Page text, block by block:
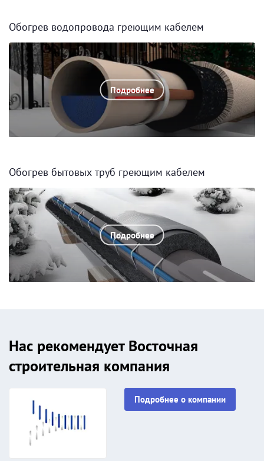
Обогрев водопровода греющим кабелем
Подробнее
Обогрев бытовых труб греющим кабелем
Подробнее
Нас рекомендует Восточная
строительная компания
Подробнее о компании